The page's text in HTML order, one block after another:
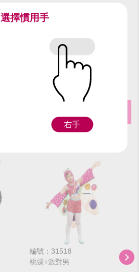
編號：31518
桃蝶+派對男
編
橘
選擇慣用手
右手